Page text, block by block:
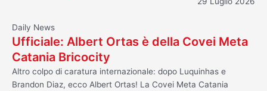
Daily News
Ufficiale: Albert Ortas è della Covei Meta
Catania Bricocity
Altro colpo di caratura internazionale: dopo Luquinhas e
Brandon Diaz, ecco Albert Ortas! La Covei Meta Catania